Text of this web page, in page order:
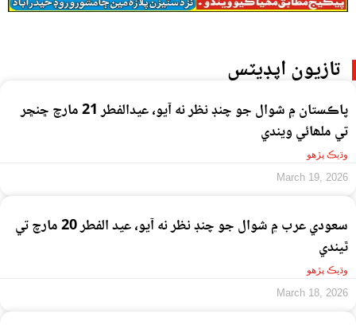
تازيون اپڊيٽس
پاڪستان ۾ شوال جو چنڊ نظر نه آيو، عيدالفطر 21 مارچ ڇنڇر
تي ملھائي ويندي
وڌيڪ پڙهو
March 19, 2026
سعودي عرب ۾ شوال جو چنڊ نظر نه آيو، عيد الفطر 20 مارچ تي
ٿيندي
وڌيڪ پڙهو
March 18, 2026